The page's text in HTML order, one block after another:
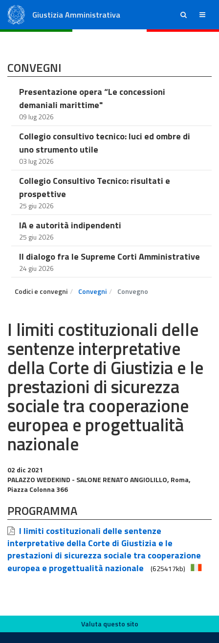
Giustizia Amministrativa ricerca menu
CONVEGNI
Presentazione opera “Le concessioni
demaniali marittime"
09 lug 2026
Collegio consultivo tecnico: luci ed ombre di
uno strumento utile
03 lug 2026
Collegio Consultivo Tecnico: risultati e
prospettive
25 giu 2026
IA e autorità indipendenti
25 giu 2026
Il dialogo fra le Supreme Corti Amministrative
24 giu 2026
Codici e convegni Convegni Convegno
I limiti costituzionali delle
sentenze interpretative
della Corte di Giustizia e le
prestazioni di sicurezza
sociale tra cooperazione
europea e progettualità
nazionale
02 dic 2021
PALAZZO WEDEKIND - SALONE RENATO ANGIOLILLO, Roma,
Piazza Colonna 366
PROGRAMMA
I limiti costituzionali delle sentenze
interpretative della Corte di Giustizia e le
prestazioni di sicurezza sociale tra cooperazione
europea e progettualità nazionale
(625417kb)
Valuta questo sito
Valuta questo sito